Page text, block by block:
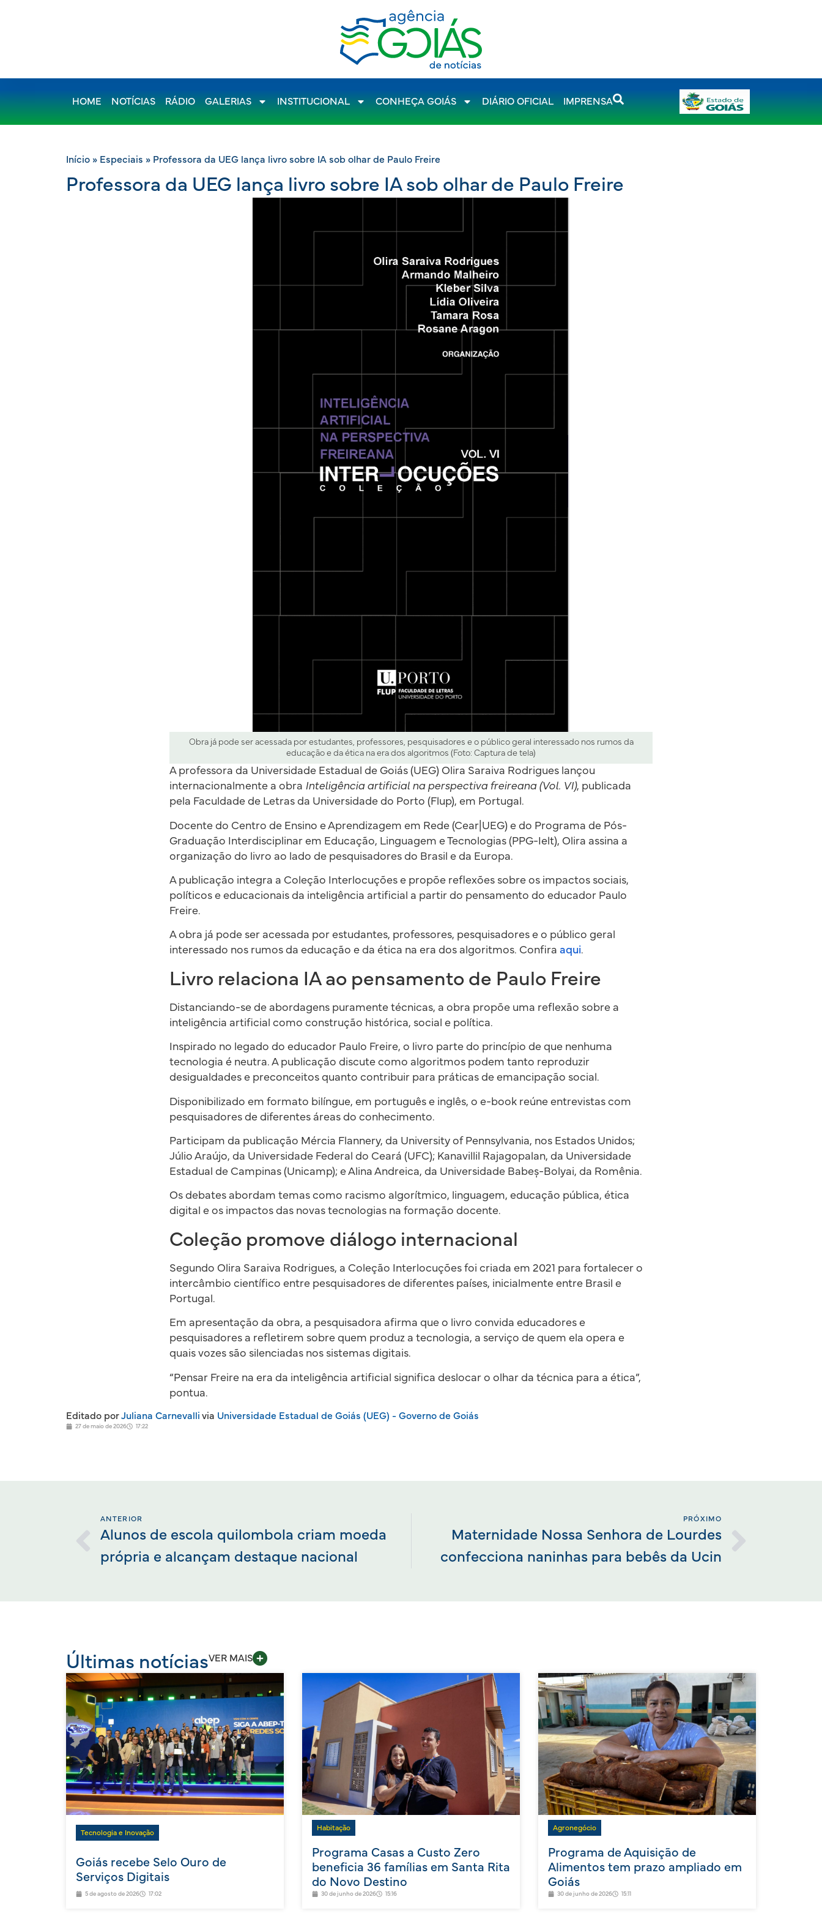
HOME NOTÍCIAS RÁDIO GALERIAS INSTITUCIONAL CONHEÇA GOIÁS DIÁRIO OFICIAL IMPRENSA
Início » Especiais » Professora da UEG lança livro sobre IA sob olhar de Paulo Freire
Professora da UEG lança livro sobre IA sob olhar de Paulo Freire
Obra já pode ser acessada por estudantes, professores, pesquisadores e o público geral interessado nos rumos da
educação e da ética na era dos algoritmos (Foto: Captura de tela)
A professora da Universidade Estadual de Goiás (UEG) Olira Saraiva Rodrigues lançou
internacionalmente a obra Inteligência artificial na perspectiva freireana (Vol. VI), publicada
pela Faculdade de Letras da Universidade do Porto (Flup), em Portugal.
Docente do Centro de Ensino e Aprendizagem em Rede (Cear|UEG) e do Programa de Pós-
Graduação Interdisciplinar em Educação, Linguagem e Tecnologias (PPG-Ielt), Olira assina a
organização do livro ao lado de pesquisadores do Brasil e da Europa.
A publicação integra a Coleção Interlocuções e propõe reflexões sobre os impactos sociais,
políticos e educacionais da inteligência artificial a partir do pensamento do educador Paulo
Freire.
A obra já pode ser acessada por estudantes, professores, pesquisadores e o público geral
interessado nos rumos da educação e da ética na era dos algoritmos. Confiraaqui.
Livro relaciona IA ao pensamento de Paulo Freire
Distanciando-se de abordagens puramente técnicas, a obra propõe uma reflexão sobre a
inteligência artificial como construção histórica, social e política.
Inspirado no legado do educador Paulo Freire, o livro parte do princípio de que nenhuma
tecnologia é neutra. A publicação discute como algoritmos podem tanto reproduzir
desigualdades e preconceitos quanto contribuir para práticas de emancipação social.
Disponibilizado em formato bilíngue, em português e inglês, o e-book reúne entrevistas com
pesquisadores de diferentes áreas do conhecimento.
Participam da publicação Mércia Flannery, da University of Pennsylvania, nos Estados Unidos;
Júlio Araújo, da Universidade Federal do Ceará (UFC); Kanavillil Rajagopalan, da Universidade
Estadual de Campinas (Unicamp); e Alina Andreica, da Universidade Babeș-Bolyai, da Romênia.
Os debates abordam temas como racismo algorítmico, linguagem, educação pública, ética
digital e os impactos das novas tecnologias na formação docente.
Coleção promove diálogo internacional
Segundo Olira Saraiva Rodrigues, a Coleção Interlocuções foi criada em 2021 para fortalecer o
intercâmbio científico entre pesquisadores de diferentes países, inicialmente entre Brasil e
Portugal.
Em apresentação da obra, a pesquisadora afirma que o livro convida educadores e
pesquisadores a refletirem sobre quem produz a tecnologia, a serviço de quem ela opera e
quais vozes são silenciadas nos sistemas digitais.
“Pensar Freire na era da inteligência artificial significa deslocar o olhar da técnica para a ética”,
pontua.
Editado porJuliana Carnevalli via Universidade Estadual de Goiás (UEG) - Governo de Goiás
27 de maio de 2026 17:22
ANTERIOR
Alunos de escola quilombola criam moeda
própria e alcançam destaque nacional
PRÓXIMO
Maternidade Nossa Senhora de Lourdes
confecciona naninhas para bebês da Ucin
Últimas notíciasVER MAIS
Tecnologia e Inovação
Goiás recebe Selo Ouro de
Serviços Digitais
5 de agosto de 2026 17:02
Habitação
Programa Casas a Custo Zero
beneficia 36 famílias em Santa Rita
do Novo Destino
30 de junho de 2026 15:16
Agronegócio
Programa de Aquisição de
Alimentos tem prazo ampliado em
Goiás
30 de junho de 2026 15:11